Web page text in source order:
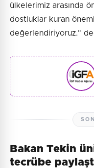
ülkelerimiz arasında
dostluklar kuran
değerlendiriyoruz."
Bakan Tekin
tecrübe